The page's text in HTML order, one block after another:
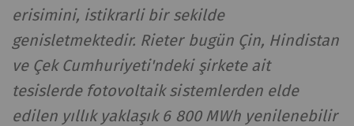
erisimini, istikrarli bir sekilde
genisletmektedir. Rieter bugün Çin, Hindistan
ve Çek Cumhuriyeti'ndeki şirkete ait
tesislerde fotovoltaik sistemlerden elde
edilen yıllık yaklaşık 6 800 MWh yenilenebilir